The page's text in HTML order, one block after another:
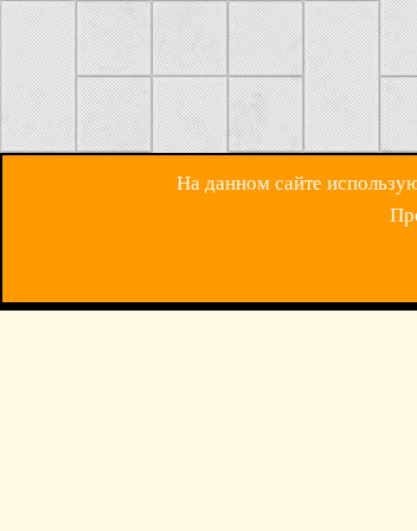
На данном сайте